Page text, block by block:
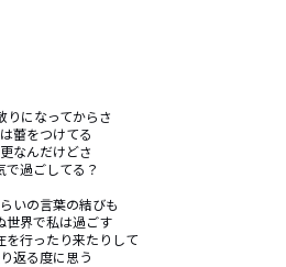
りになってからさ
蕾をつけてる
なんだけどさ
で過ごしてる？
いの言葉の結びも
世界で私は過ごす
を行ったり来たりして
返る度に思う